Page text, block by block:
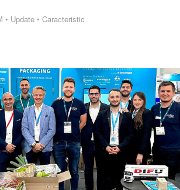
• Update • Caracteristic